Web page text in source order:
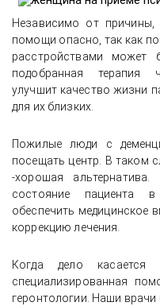
Независимо от причины,
помощи опасно, так как
расстройствами может
подобранная терапия
улучшит качество жизни
для их близких.
Пожилые люди с
посещать центр. В таком
-хорошая
состояние пациента
обеспечить медицинское
коррекцию лечения.
Когда дело
специализированная
геронтологии. Наши